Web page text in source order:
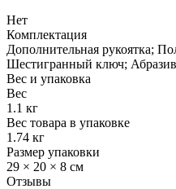
Нет
Комплектация
Дополнительная рукоятка;
Шестигранный ключ;
Вес и упаковка
Вес
1.1 кг
Вес товара в упаковке
1.74 кг
Размер упаковки
29 × 20 × 8 см
Отзывы